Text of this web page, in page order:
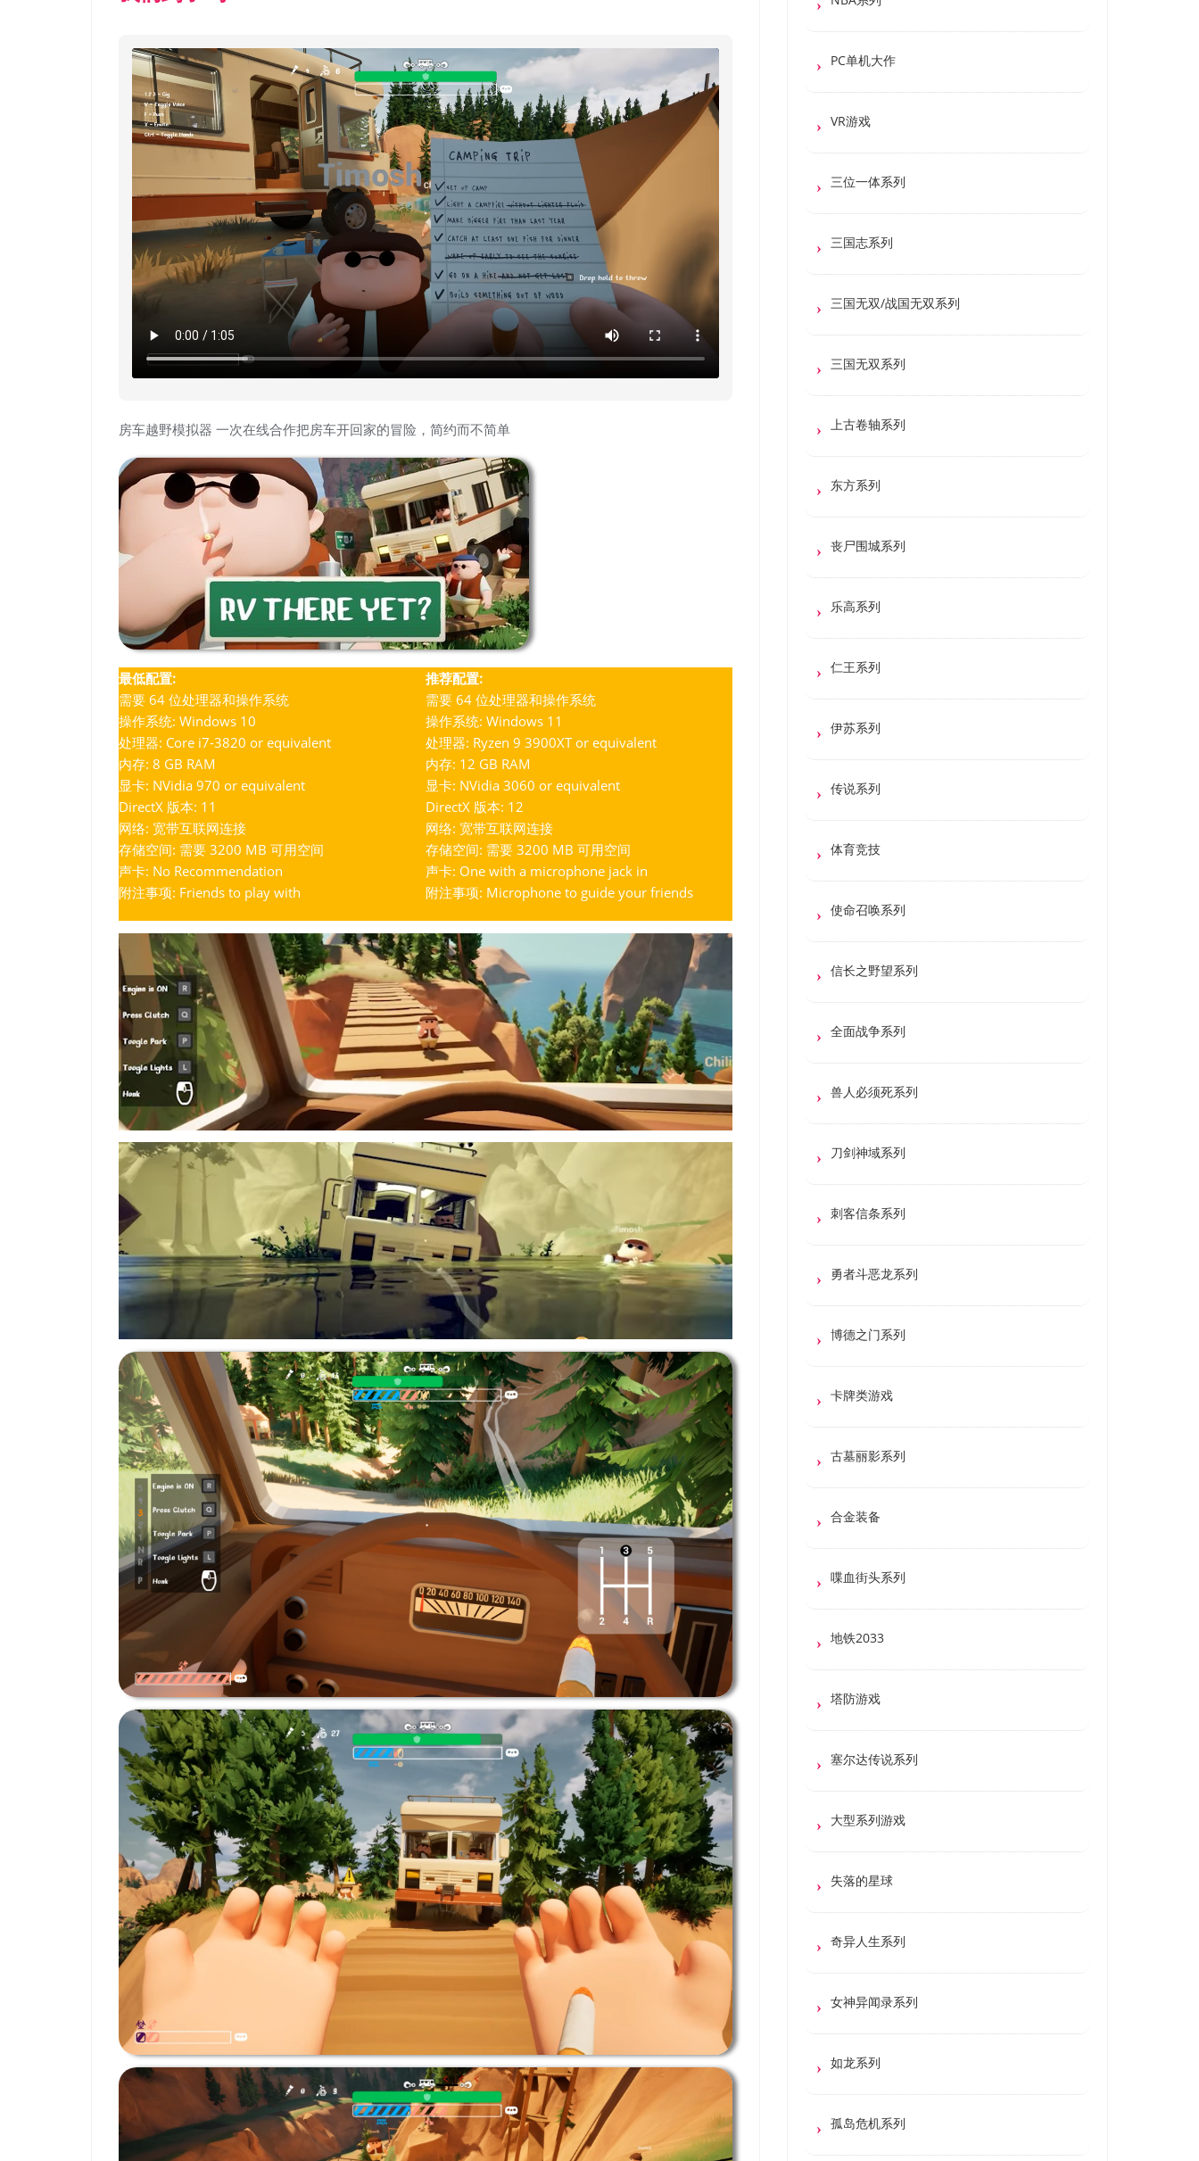
房车越野模拟器 一次在线合作把房车开回家的冒险，简约而不简单
最低配置:
需要 64 位处理器和操作系统
操作系统: Windows 10
处理器: Core i7-3820 or equivalent
内存: 8 GB RAM
显卡: NVidia 970 or equivalent
DirectX 版本: 11
网络: 宽带互联网连接
存储空间: 需要 3200 MB 可用空间
声卡: No Recommendation
附注事项: Friends to play with
推荐配置:
需要 64 位处理器和操作系统
操作系统: Windows 11
处理器: Ryzen 9 3900XT or equivalent
内存: 12 GB RAM
显卡: NVidia 3060 or equivalent
DirectX 版本: 12
网络: 宽带互联网连接
存储空间: 需要 3200 MB 可用空间
声卡: One with a microphone jack in
附注事项: Microphone to guide your friends
PC单机大作
VR游戏
三位一体系列
三国志系列
三国无双/战国无双系列
三国无双系列
上古卷轴系列
东方系列
丧尸围城系列
乐高系列
仁王系列
伊苏系列
传说系列
体育竞技
使命召唤系列
信长之野望系列
全面战争系列
兽人必须死系列
刀剑神域系列
刺客信条系列
勇者斗恶龙系列
博德之门系列
卡牌类游戏
古墓丽影系列
合金装备
喋血街头系列
地铁2033
塔防游戏
塞尔达传说系列
大型系列游戏
失落的星球
奇异人生系列
女神异闻录系列
如龙系列
孤岛危机系列